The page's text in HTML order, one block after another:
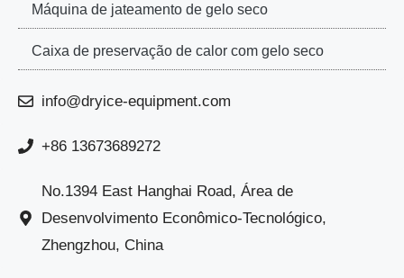
Máquina de jateamento de gelo seco
Caixa de preservação de calor com gelo seco
info@dryice-equipment.com
+86 13673689272
No.1394 East Hanghai Road, Área de
Desenvolvimento Econômico-Tecnológico,
Zhengzhou, China